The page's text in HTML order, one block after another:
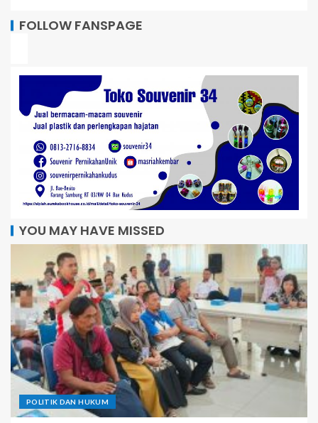
FOLLOW FANSPAGE
YOU MAY HAVE MISSED
POLITIK DAN HUKUM